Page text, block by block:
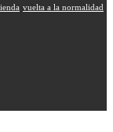
vuelta a la normalidad